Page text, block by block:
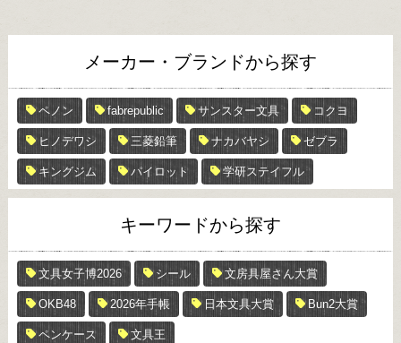
メーカー・ブランドから探す
ペノン fabrepublic サンスター文具 コクヨ
ヒノデワシ 三菱鉛筆 ナカバヤシ ゼブラ
キングジム パイロット 学研ステイフル
キーワードから探す
文具女子博2026 シール 文房具屋さん大賞
OKB48 2026年手帳 日本文具大賞 Bun2大賞
ペンケース 文具王